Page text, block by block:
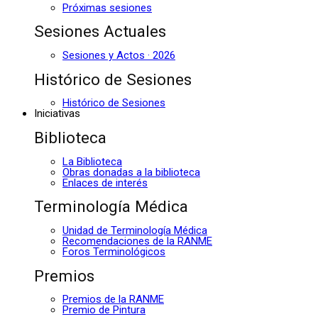
Próximas sesiones
Sesiones Actuales
Sesiones y Actos · 2026
Histórico de Sesiones
Histórico de Sesiones
Iniciativas
Biblioteca
La Biblioteca
Obras donadas a la biblioteca
Enlaces de interés
Terminología Médica
Unidad de Terminología Médica
Recomendaciones de la RANME
Foros Terminológicos
Premios
Premios de la RANME
Premio de Pintura